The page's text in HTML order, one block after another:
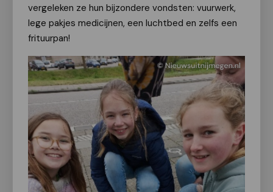
vergeleken ze hun bijzondere vondsten: vuurwerk,
lege pakjes medicijnen, een luchtbed en zelfs een
frituurpan!